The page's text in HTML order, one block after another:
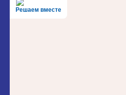
Решаем вместе